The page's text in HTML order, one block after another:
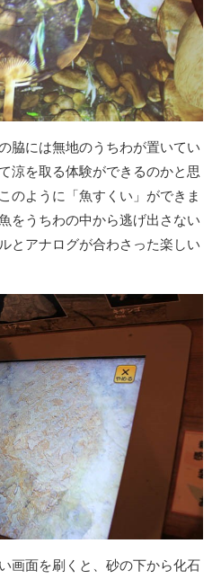
脇には無地のうちわが置いてい
涼を取る体験ができるのかと思
のように「魚すくい」ができま
をうちわの中から逃げ出さない
とアナログが合わさった楽しい
画面を刷くと、砂の下から化石